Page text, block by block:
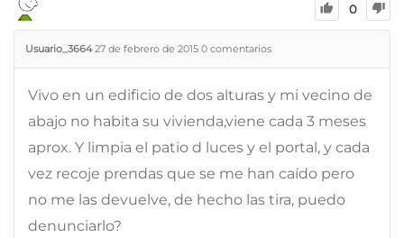
0
Usuario_3664 27 de febrero de 2015 0 comentarios
Vivo en un edificio de dos alturas y mi vecino de
abajo no habita su vivienda,viene cada 3 meses
aprox. Y limpia el patio d luces y el portal, y cada
vez recoje prendas que se me han caído pero
no me las devuelve, de hecho las tira, puedo
denunciarlo?